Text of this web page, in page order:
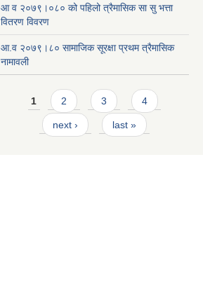
आ व २०७९।०८० को पहिलो त्रैमासिक सा सु भत्ता
वितरण विवरण
आ.व २०७९।८० सामाजिक सूरक्षा प्रथम त्रैमासिक
नामावली
Pages
1 2 3 4
next › last »